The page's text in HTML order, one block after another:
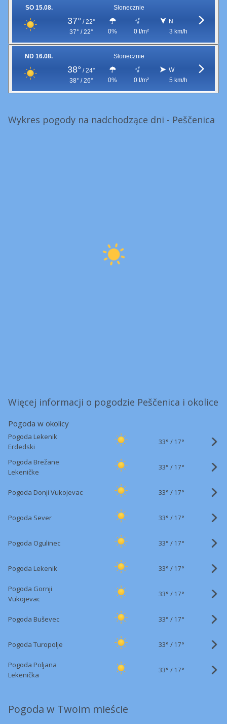
SO 15.08. Słonecznie
37° / 22°
37° / 22°
0% 0 l/m²
N
3 km/h
ND 16.08. Słonecznie
38° / 24°
38° / 26°
0% 0 l/m²
W
5 km/h
Wykres pogody na nadchodzące dni - Peščenica
Więcej informacji o pogodzie Peščenica i okolice
Pogoda w okolicy
Pogoda Lekenik
Erdedski
33° / 17°
Pogoda Brežane
Lekeničke
33° / 17°
Pogoda Donji Vukojevac 33° / 17°
Pogoda Sever 33° / 17°
Pogoda Ogulinec 33° / 17°
Pogoda Lekenik 33° / 17°
Pogoda Gornji
Vukojevac
33° / 17°
Pogoda Buševec 33° / 17°
Pogoda Turopolje 33° / 17°
Pogoda Poljana
Lekenička
33° / 17°
Pogoda w Twoim mieście